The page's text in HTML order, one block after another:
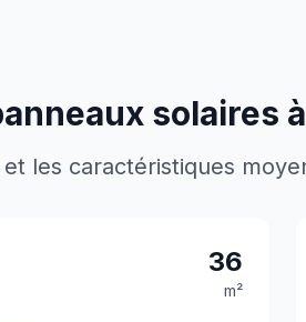
solaires à
les caractéristiques
36
m²